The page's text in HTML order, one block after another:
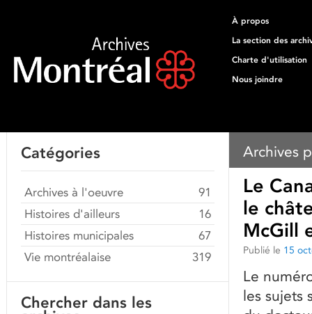
À propos
La section des
Charte d'utilisation
Nous joindre
Archives
Le
le
McGill
Publié le 15
Le
les sujets
Catégories
Archives à l'oeuvre
91
Histoires d'ailleurs
16
Histoires municipales
67
Vie montréalaise
319
Chercher dans les